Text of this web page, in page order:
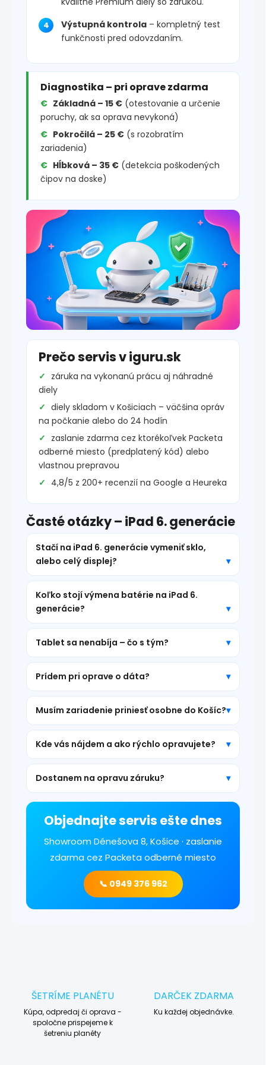
Výstupná kontrola – kompletný test
funkčnosti pred odovzdaním.
Diagnostika – pri oprave zdarma
Základná – 15 € (otestovanie a určenie
poruchy, ak sa oprava nevykoná)
Pokročilá – 25 € (s rozobratím
zariadenia)
Hĺbková – 35 € (detekcia poškodených
čipov na doske)
Prečo servis v iguru.sk
záruka na vykonanú prácu aj náhradné
diely
diely skladom v Košiciach – väčšina opráv
na počkanie alebo do 24 hodín
zaslanie zdarma cez ktorékoľvek Packeta
odberné miesto (predplatený kód) alebo
vlastnou prepravou
4,8/5 z 200+ recenzií na Google a Heureka
Časté otázky – iPad 6. generácie
Stačí na iPad 6. generácie vymeniť sklo,
alebo celý displej?
Koľko stojí výmena batérie na iPad 6.
generácie?
Tablet sa nenabíja – čo s tým?
Prídem pri oprave o dáta?
Musím zariadenie priniesť osobne do Košíc?
Kde vás nájdem a ako rýchlo opravujete?
Dostanem na opravu záruku?
Objednajte servis ešte dnes
Showroom Dénešova 8, Košice · zaslanie
zdarma cez Packeta odberné miesto
📞 0949 376 962
ŠETRÍME PLANÉTU
Kúpa, odpredaj či oprava -
spoločne prispejeme k
šetreniu planéty
DARČEK ZDARMA
Ku každej objednávke.